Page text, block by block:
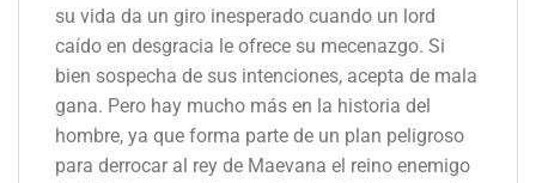
su vida da un giro inesperado cuando un lord
caído en desgracia le ofrece su mecenazgo. Si
bien sospecha de sus intenciones, acepta de mala
gana. Pero hay mucho más en la historia del
hombre, ya que forma parte de un plan peligroso
para derrocar al rey de Maevana el reino enemigo